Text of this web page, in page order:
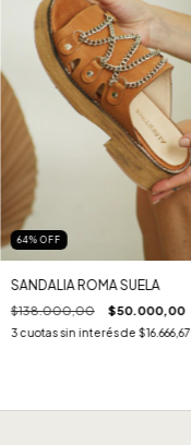
64%OFF
SANDALIA ROMA SUELA
$138.000,00 $50.000,00
3 cuotas sin interés de $16.666,67